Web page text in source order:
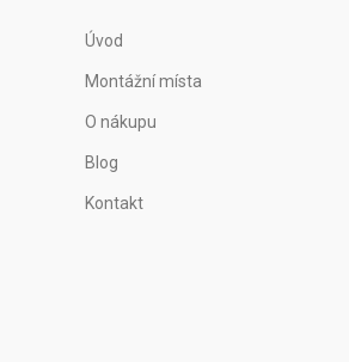
Úvod
Montážní místa
O nákupu
Blog
Kontakt